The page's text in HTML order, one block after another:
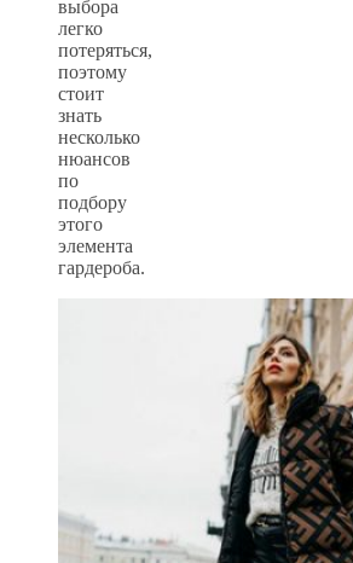
выбора
легко
потеряться,
поэтому
стоит
знать
несколько
нюансов
по
подбору
этого
элемента
гардероба.